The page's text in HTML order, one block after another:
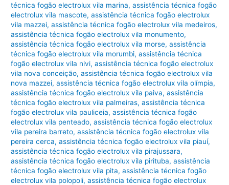
técnica fogão electrolux vila marina,assistência técnica fogão
electrolux vila mascote,assistência técnica fogão electrolux
vila mazzei,assistência técnica fogão electrolux vila medeiros,
assistência técnica fogão electrolux vila monumento,
assistência técnica fogão electrolux vila morse,assistência
técnica fogão electrolux vila morumbi,assistência técnica
fogão electrolux vila nivi,assistência técnica fogão electrolux
vila nova conceição,assistência técnica fogão electrolux vila
nova mazzei,assistência técnica fogão electrolux vila olímpia,
assistência técnica fogão electrolux vila paiva,assistência
técnica fogão electrolux vila palmeiras,assistência técnica
fogão electrolux vila pauliceia,assistência técnica fogão
electrolux vila penteado,assistência técnica fogão electrolux
vila pereira barreto,assistência técnica fogão electrolux vila
pereira cerca,assistência técnica fogão electrolux vila piauí,
assistência técnica fogão electrolux vila pirajussara,
assistência técnica fogão electrolux vila pirituba,assistência
técnica fogão electrolux vila pita,assistência técnica fogão
electrolux vila polopoli,assistência técnica fogão electrolux